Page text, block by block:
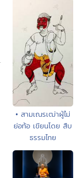
• สามเณรเฒ่าผู้ไม่
ย่อท้อ เขียนโดย สืบ
ธรรมไทย